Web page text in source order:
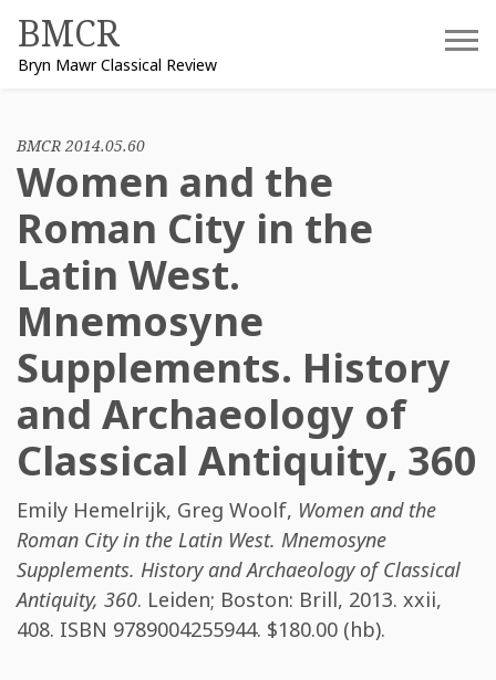
content
BMCR
Bryn Mawr Classical Review
BMCR 2014.05.60
Women and the
Roman City in the
Latin West.
Mnemosyne
Supplements. History
and Archaeology of
Classical Antiquity, 360
Emily Hemelrijk, Greg Woolf, Women and the
Roman City in the Latin West. Mnemosyne
Supplements. History and Archaeology of Classical
Antiquity, 360. Leiden; Boston: Brill, 2013. xxii,
408. ISBN 9789004255944. $180.00 (hb).